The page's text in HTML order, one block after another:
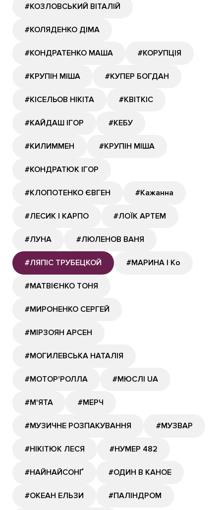
#КОЗЛОВСЬКИЙ ВІТАЛІЙ
#КОЛЯДЕНКО ДІМА
#КОНДРАТЕНКО МАША #КОРУПЦІЯ
#КРУПІН МІША #КУПЕР БОГДАН
#КІСЕЛЬОВ НІКІТА #КВІТКІС
#КАЙДАШ ІГОР #КЕБУ
#КИЛИММЕН #КРУПІН МІША
#КОНДРАТЮК ІГОР
#КЛОПОТЕНКО ЄВГЕН #Кажанна
#ЛЕСИК І КАРПО #ЛОЇК АРТЕМ
#ЛУНА #ЛЮЛЕНОВ ВАНЯ
#ЛЯПІС ТРУБЕЦКОЙ #МАРИНА І Ко
#МАТВІЄНКО ТОНЯ
#МИРОНЕНКО СЕРГЕЙ
#МІРЗОЯН АРСЕН
#МОГИЛЕВСЬКА НАТАЛІЯ
#МОТОР'РОЛЛА #МЮСЛІ UA
#М'ЯТА #МЕРЧ
#МУЗИЧНЕ РОЗПАКУВАННЯ #МУЗВАР
#НІКІТЮК ЛЕСЯ #НУМЕР 482
#НАЙНАЙСОНҐ #ОДИН В КАНОЕ
#ОКЕАН ЕЛЬЗИ #ПАЛІНДРОМ